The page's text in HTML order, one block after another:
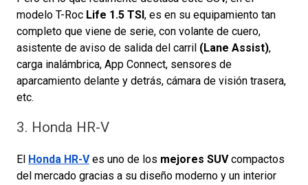
modelo T-Roc Life 1.5 TSI, es en su equipamiento tan
completo que viene de serie, con volante de cuero,
asistente de aviso de salida del carril (Lane Assist),
carga inalámbrica, App Connect, sensores de
aparcamiento delante y detrás, cámara de visión trasera,
etc.
3. Honda HR-V
El Honda HR-Ves uno de los mejores SUVcompactos
del mercado gracias a su diseño moderno y un interior